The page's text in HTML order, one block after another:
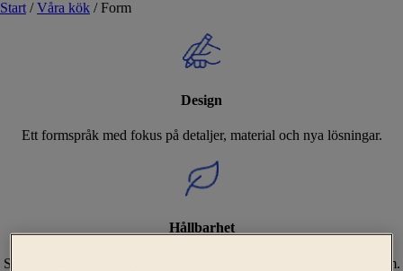
Start / Våra kök / Form
Design
Ett formspråk med fokus på detaljer, material och nya lösningar.
Hållbarhet
Sveriges bredaste utbud av Svanenmärkta kök, tillverkade i Tidaholm.